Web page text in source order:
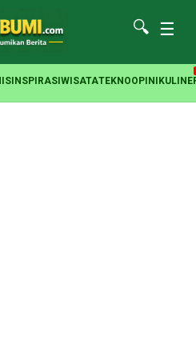
🔍 ☰
INSPIRASI WISATATEKNOOPINI